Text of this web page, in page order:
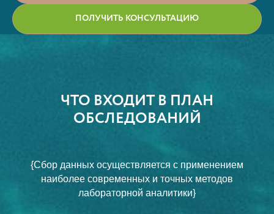
ПОЛУЧИТЬ КОНСУЛЬТАЦИЮ
ЧТО ВХОДИТ В ПЛАН
ОБСЛЕДОВАНИЙ
{Сбор данных осуществляется с применением
наиболее современных и точных методов
лабораторной аналитики}